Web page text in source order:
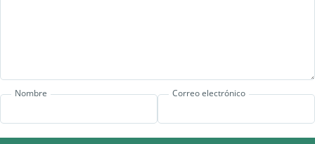
Nombre Correo electrónico